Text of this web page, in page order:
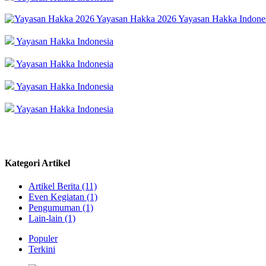
Yayasan Hakka 2026Yayasan Hakka
Yayasan Hakka Indonesia
Yayasan Hakka Indonesia
Yayasan Hakka Indonesia
Yayasan Hakka Indonesia
Kategori Artikel
Artikel Berita (11)
Even Kegiatan (1)
Pengumuman (1)
Lain-lain (1)
Populer
Terkini